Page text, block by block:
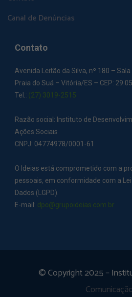
Canal de Denúncias
Contato
Avenida Leitão da Silva, nº 180 – Sala
Praia do Suá – Vitória/ES – CEP:
Tel.: (27) 3019-2515
Razão social: Instituto de
Ações Sociais
CNPJ: 04774978/0001-61
O Ideias está comprometido com a
pessoais, em conformidade com a
Dados (LGPD).
E-mail: dpo@grupoideias.com.br
© Copyright 2025 –